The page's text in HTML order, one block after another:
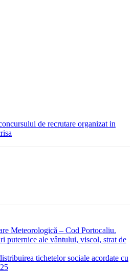
de recrutare organizat in
Meteorologică – Cod Portocaliu.
puternice ale vântului, viscol, strat de
tichetelor sociale acordate cu